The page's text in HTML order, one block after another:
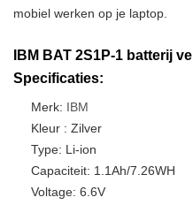
mobiel werken op je laptop.
IBM BAT 2S1P-1 batterij
Specificaties:
Merk: IBM
Kleur : Zilver
Type: Li-ion
Capaciteit: 1.1Ah/7.26WH
Voltage: 6.6V